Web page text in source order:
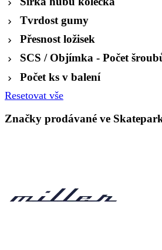
Tvrdost gumy
Přesnost ložisek
SCS / Objímka - Počet
Počet ks v balení
Resetovat vše
Značky prodávané ve